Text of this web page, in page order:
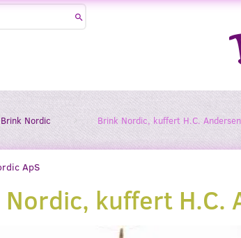
Nordic Brink Nordic, kuffert H.C.
ApS
kuffert H.C.